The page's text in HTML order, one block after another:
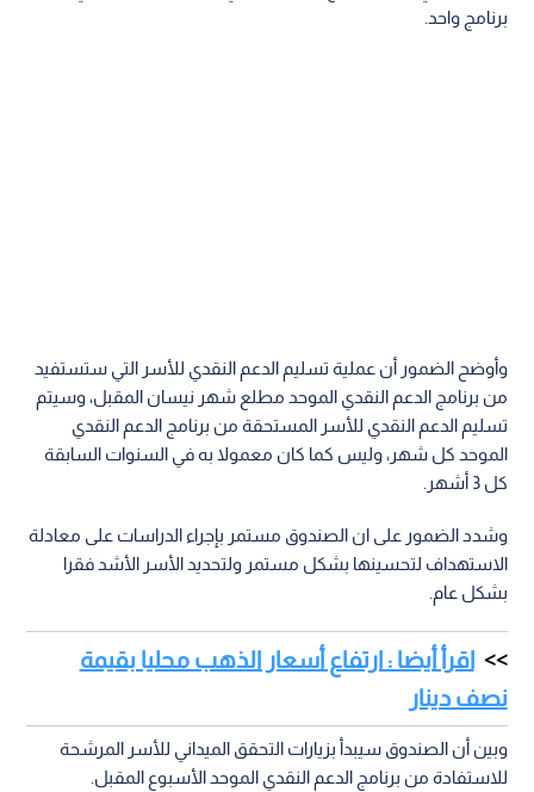
برنامج واحد.
وأوضح الضمور أن عملية تسليم الدعم النقدي للأسر التي ستستفيد
من برنامج الدعم النقدي الموحد مطلع شهر نيسان المقبل، وسيتم
تسليم الدعم النقدي للأسر المستحقة من برنامج الدعم النقدي
الموحد كل شهر، وليس كما كان معمولا به في السنوات السابقة
كل 3 أشهر.
وشدد الضمور على ان الصندوق مستمر بإجراء الدراسات على معادلة
الاستهداف لتحسينها بشكل مستمر ولتحديد الأسر الأشد فقرا
بشكل عام.
اقرأ أيضا : ارتفاع أسعار الذهب محليا بقيمة
نصف دينار
وبين أن الصندوق سيبدأ بزيارات التحقق الميداني للأسر المرشحة
للاستفادة من برنامج الدعم النقدي الموحد الأسبوع المقبل.